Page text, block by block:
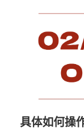
具体如何操